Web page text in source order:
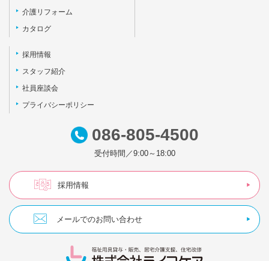
介護リフォーム
カタログ
採用情報
スタッフ紹介
社員座談会
プライバシーポリシー
086-805-4500
受付時間／9:00～18:00
採用情報
メールでのお問い合わせ